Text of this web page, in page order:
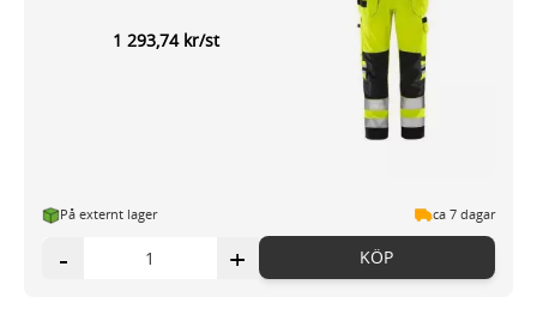
1 293,74 kr/st
På externt lager ca 7 dagar
- + KÖP